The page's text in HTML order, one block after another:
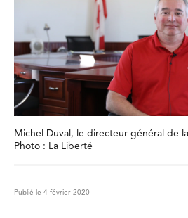
Michel Duval, le directeur général de
Photo : La Liberté
Publié le 4 février 2020